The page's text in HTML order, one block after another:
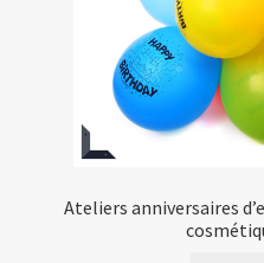
Ateliers anniversaires